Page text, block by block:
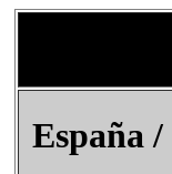
España/